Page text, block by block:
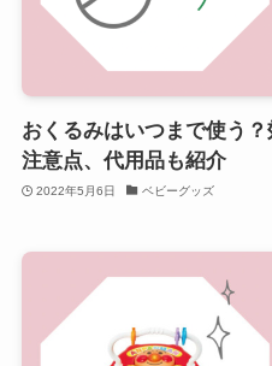
おくるみはいつまで使う
注意点、代用品も紹介
2022年5月6日 ベビーグッズ